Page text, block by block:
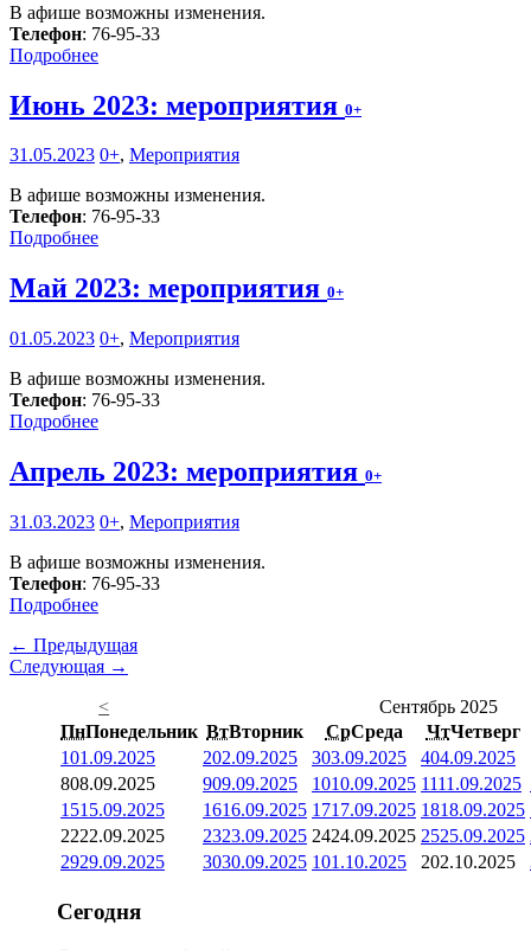
В афише возможны изменения.
Телефон: 76-95-33
Подробнее
Июнь 2023: мероприятия 0+
31.05.2023 0+, Мероприятия
В афише возможны изменения.
Телефон: 76-95-33
Подробнее
Май 2023: мероприятия 0+
01.05.2023 0+, Мероприятия
В афише возможны изменения.
Телефон: 76-95-33
Подробнее
Апрель 2023: мероприятия 0+
31.03.2023 0+, Мероприятия
В афише возможны изменения.
Телефон: 76-95-33
Подробнее
← Предыдущая
Следующая →
<
Сентябрь 2025
ПнПонедельник ВтВторник СрСреда ЧтЧетверг
101.09.2025 202.09.2025 303.09.2025 404.09.2025
808.09.2025 909.09.2025 1010.09.2025 1111.09.2025
1515.09.2025 1616.09.2025 1717.09.2025 1818.09.2025
2222.09.2025 2323.09.2025 2424.09.2025 2525.09.2025
2929.09.2025 3030.09.2025 101.10.2025 202.10.2025
Сегодня